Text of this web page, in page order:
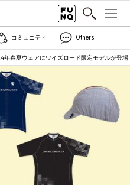
コミュニティ Others
年春夏ウェアにワイズロード限定モデルが登場